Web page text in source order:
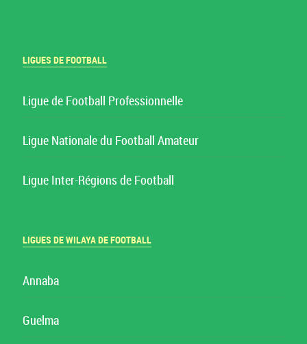
LIGUES DE FOOTBALL
Ligue de Football Professionnelle
Ligue Nationale du Football Amateur
Ligue Inter-Régions de Football
LIGUES DE WILAYA DE FOOTBALL
Annaba
Guelma